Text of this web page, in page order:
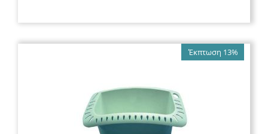
Έκπτωση 13%